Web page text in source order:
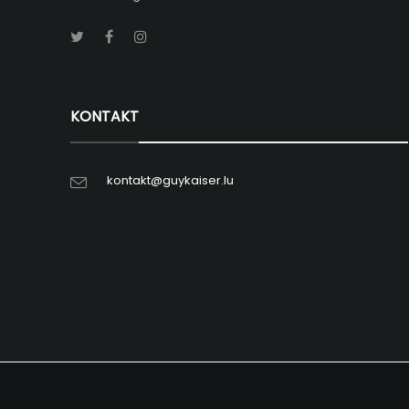
KONTAKT
kontakt@guykaiser.lu